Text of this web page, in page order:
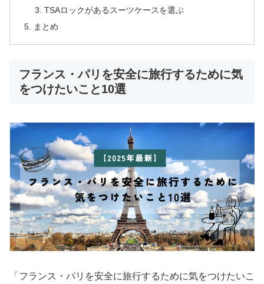
TSAロックがあるスーツケースを選ぶ
まとめ
フランス・パリを安全に旅行するために気
をつけたいこと10選
「フランス・パリを安全に旅行するために気をつけたいこ